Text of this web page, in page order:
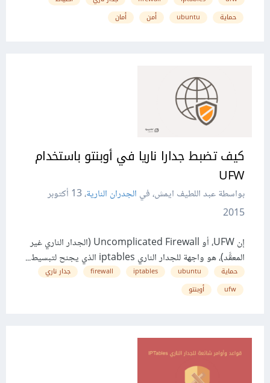
حماية
ubuntu أمن أمان
كيف تضبط جدارا ناريا في أوبنتو باستخدام
UFW
بواسطة عبد اللطيف ايمش، في الجدران النارية،
13 أكتوبر
2015
إن UFW، أو Uncomplicated Firewall (الجدار الناري غير
المعقَّد)، هو واجهة للجدار الناري iptables الذي يجنح لتبسيط...
حماية ubuntu
iptables
firewall
جدار ناري
ufw
أوبنتو